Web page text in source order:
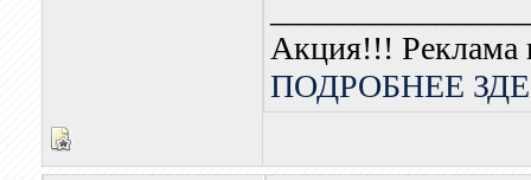
Акция!!! Реклама
ПОДРОБНЕЕ